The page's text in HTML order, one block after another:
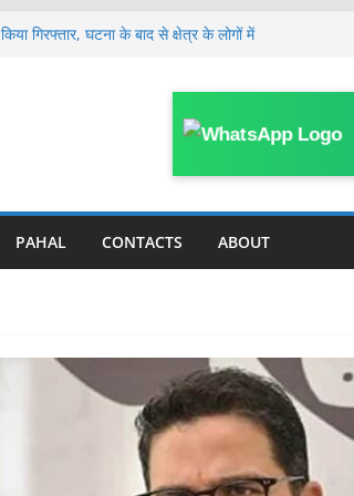
गिरफ्तार, घटना के बाद से क्षेत्र के लोगों में
शिक्षक निलंबित, निलंबन अवधि में BRC
स्तरीय क्राइम मीटिंग, SDPO ने अपराध व
निर्देश
PAHAL CONTACTS ABOUT